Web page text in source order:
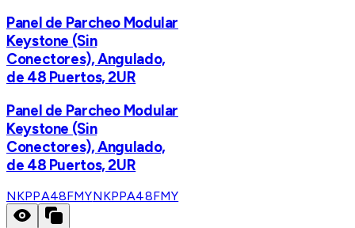
Panel de Parcheo Modular
Keystone (Sin
Conectores), Angulado,
de 48 Puertos, 2UR
Panel de Parcheo Modular
Keystone (Sin
Conectores), Angulado,
de 48 Puertos, 2UR
NKPPA48FMYNKPPA48FMY